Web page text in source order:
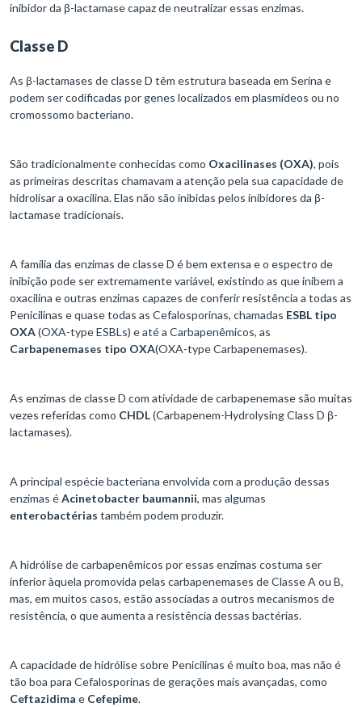
inibidor da β-lactamase capaz de neutralizar essas enzimas.
Classe D
As β-lactamases de classe D têm estrutura baseada em Serina e
podem ser codificadas por genes localizados em plasmídeos ou no
cromossomo bacteriano.
São tradicionalmente conhecidas como Oxacilinases (OXA), pois
as primeiras descritas chamavam a atenção pela sua capacidade de
hidrolisar a oxacilina. Elas não são inibidas pelos inibidores da β-
lactamase tradicionais.
A família das enzimas de classe D é bem extensa e o espectro de
inibição pode ser extremamente variável, existindo as que inibem a
oxacilina e outras enzimas capazes de conferir resistência a todas as
Penicilinas e quase todas as Cefalosporinas, chamadas ESBL tipo
OXA(OXA-type ESBLs) e até a Carbapenêmicos, as
Carbapenemases tipo OXA(OXA-type Carbapenemases).
As enzimas de classe D com atividade de carbapenemase são muitas
vezes referidas como CHDL(Carbapenem-Hydrolysing Class D β-
lactamases).
A principal espécie bacteriana envolvida com a produção dessas
enzimas éAcinetobacter baumannii, mas algumas
enterobactérias também podem produzir.
A hidrólise de carbapenêmicos por essas enzimas costuma ser
inferior àquela promovida pelas carbapenemases de Classe A ou B,
mas, em muitos casos, estão associadas a outros mecanismos de
resistência, o que aumenta a resistência dessas bactérias.
A capacidade de hidrólise sobre Penicilinas é muito boa, mas não é
tão boa para Cefalosporinas de gerações mais avançadas, como
Ceftazidima e Cefepime.